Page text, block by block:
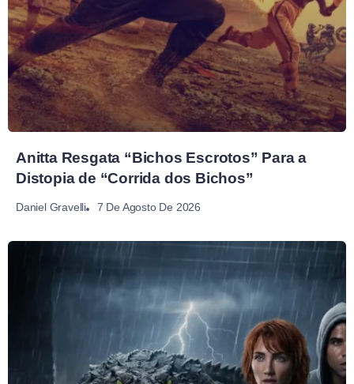
Anitta Resgata “Bichos Escrotos” Para a
Distopia de “Corrida dos Bichos”
Daniel Gravelli 7 De Agosto De 2026